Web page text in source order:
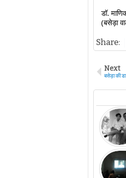
डॉ.
(बसेड़ा
Share:
Next
बसेड़ा की